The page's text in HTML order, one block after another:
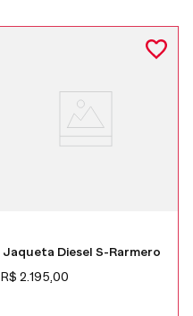
Jaqueta Diesel S-Rarmero
R$ 2 195 00